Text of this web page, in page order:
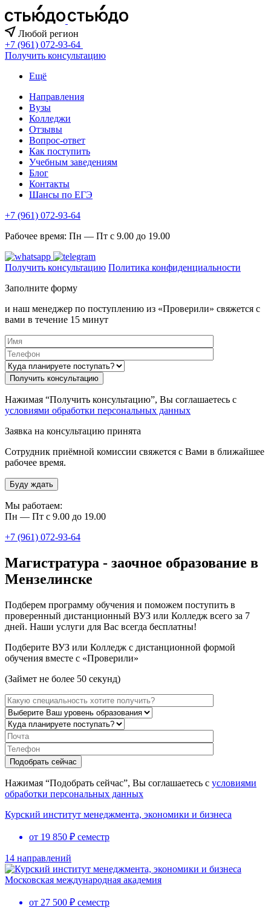
Любой регион
+7 (961) 072-93-64
Получить консультацию
Ещё
Направления
Вузы
Колледжи
Отзывы
Вопрос-ответ
Как поступить
Учебным заведениям
Блог
Контакты
Шансы по ЕГЭ
+7 (961) 072-93-64
Рабочее время: Пн — Пт с 9.00 до 19.00
Получить консультацию Политика конфиденциальности
Заполните форму
и наш менеджер по поступлению из «Проверили» свяжется с
вами в течение 15 минут
Нажимая “Получить консультацию”, Вы соглашаетесь с
условиями обработки персональных данных
Заявка на консультацию принята
Сотрудник приёмной комиссии свяжется с Вами в ближайшее
рабочее время.
Буду ждать
Мы работаем:
Пн — Пт с 9.00 до 19.00
+7 (961) 072-93-64
Магистратура - заочное образование в
Мензелинске
Подберем программу обучения и поможем поступить в
проверенный дистанционный ВУЗ или Колледж всего за 7
дней. Наши услуги для Вас всегда бесплатны!
Подберите ВУЗ или Колледж с дистанционной формой
обучения вместе с «Проверили»
(Займет не более 50 секунд)
Нажимая “Подобрать сейчас”, Вы соглашаетесь с условиями
обработки персональных данных
Курский институт менеджмента, экономики и бизнеса
от 19 850 ₽ семестр
14 направлений
Московская международная академия
от 27 500 ₽ семестр